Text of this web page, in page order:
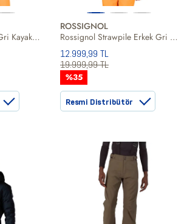
Rossignol Siz Erkek Gri Kayak Ceketi
ROSSIGNOL
Rossignol Strawpile Erkek Gri Kayak Ceketi
12.999,99 TL
19.999,99 TL
%35
Resmi Distribütör